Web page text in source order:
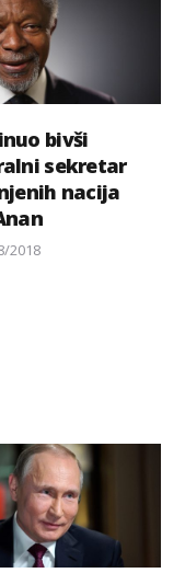
bivši
sekretar
nacija
2018